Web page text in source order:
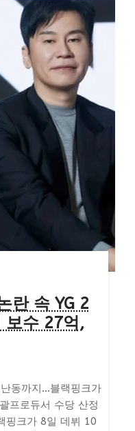
란 속 YG 2
보수 27억,
동까지…블랙핑크가
프로듀서 수당 산정
핑크가 8일 데뷔 10